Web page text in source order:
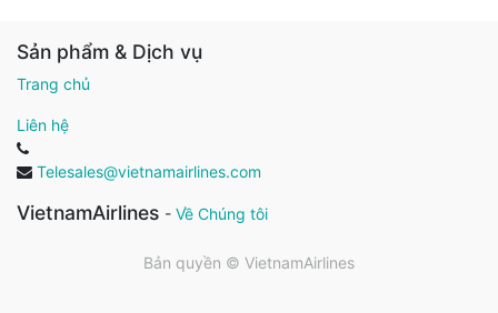
Sản phẩm & Dịch vụ
Trang chủ
Liên hệ
Telesales@vietnamairlines.com
VietnamAirlines - Về Chúng tôi
Bản quyền © VietnamAirlines